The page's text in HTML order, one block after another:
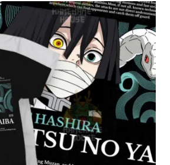
$180.00
through
$300.00